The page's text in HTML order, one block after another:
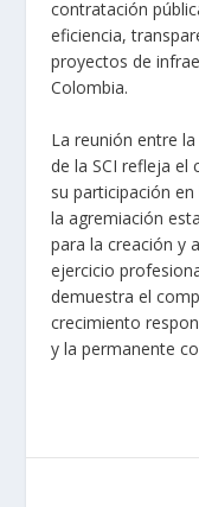
contratación
eficiencia,
proyectos de
Colombia.
La reunión entre
de la SCI refleja el
su participación
la agremiación
para la creación y
ejercicio
demuestra el
crecimiento
y la permanente